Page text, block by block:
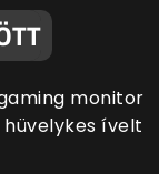
monitor
ívelt